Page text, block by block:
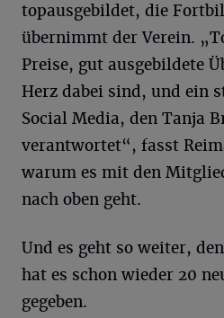
topausgebildet, die
übernimmt der Verein.
Preise, gut ausgebildete
Herz dabei sind, und ein
Social Media, den Tanja
verantwortet“, fasst
warum es mit den
nach oben geht.
Und es geht so weiter,
hat es schon wieder 20
gegeben.